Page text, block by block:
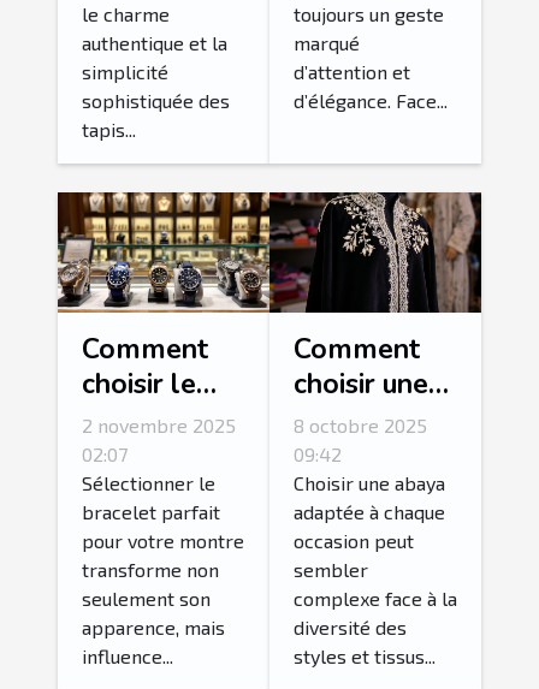
le charme
authentique et la
simplicité
sophistiquée des
tapis...
toujours un geste
marqué
d’attention et
d’élégance. Face...
Comment
choisir le
bracelet
idéal pour
votre
montre ?
2 novembre 2025
02:07
Sélectionner le
bracelet parfait
pour votre montre
transforme non
seulement son
apparence, mais
influence...
Comment
choisir une
abaya
adaptée à
chaque
occasion ?
8 octobre 2025
09:42
Choisir une abaya
adaptée à chaque
occasion peut
sembler
complexe face à la
diversité des
styles et tissus...